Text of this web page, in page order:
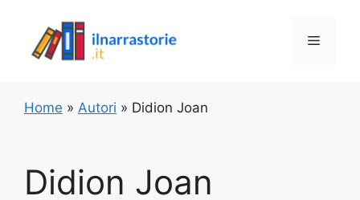
contenuto
Menu
Home » Autori » Didion Joan
Didion Joan